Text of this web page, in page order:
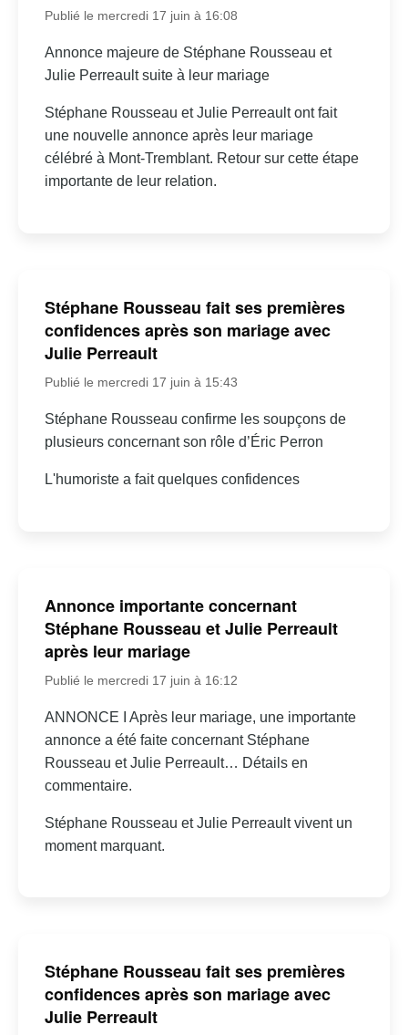
Publié le mercredi 17 juin à 16:08
Annonce majeure de Stéphane Rousseau et
Julie Perreault suite à leur mariage
Stéphane Rousseau et Julie Perreault ont fait
une nouvelle annonce après leur mariage
célébré à Mont-Tremblant. Retour sur cette étape
importante de leur relation.
Stéphane Rousseau fait ses premières
confidences après son mariage avec
Julie Perreault
Publié le mercredi 17 juin à 15:43
Stéphane Rousseau confirme les soupçons de
plusieurs concernant son rôle d’Éric Perron
L'humoriste a fait quelques confidences
Annonce importante concernant
Stéphane Rousseau et Julie Perreault
après leur mariage
Publié le mercredi 17 juin à 16:12
ANNONCE I Après leur mariage, une importante
annonce a été faite concernant Stéphane
Rousseau et Julie Perreault… Détails en
commentaire.
Stéphane Rousseau et Julie Perreault vivent un
moment marquant.
Stéphane Rousseau fait ses premières
confidences après son mariage avec
Julie Perreault